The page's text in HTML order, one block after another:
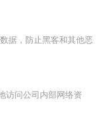
据，防止黑客和其他恶
访问公司内部网络资